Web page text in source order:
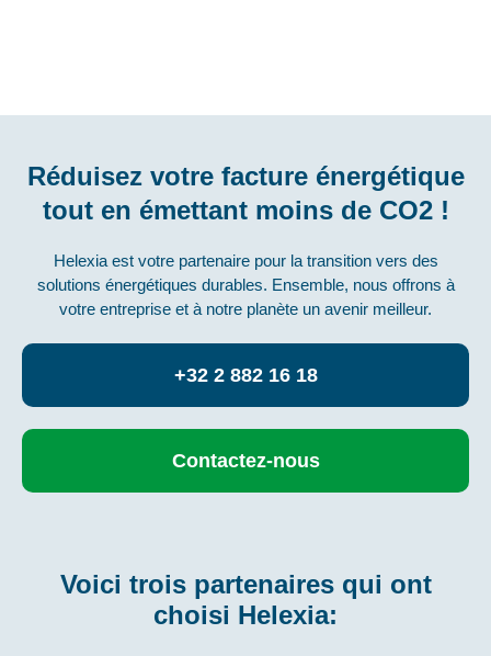
Réduisez votre facture énergétique
tout en émettant moins de CO2 !
Helexia est votre partenaire pour la transition vers des
solutions énergétiques durables. Ensemble, nous offrons à
votre entreprise et à notre planète un avenir meilleur.
+32 2 882 16 18
Contactez-nous
Voici trois partenaires qui ont
choisi Helexia: